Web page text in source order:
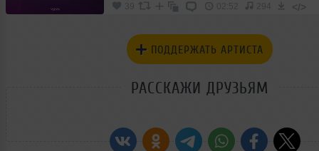
39 02:52 294 </>
ПОДДЕРЖАТЬ АРТИСТА
РАССКАЖИ ДРУЗЬЯМ